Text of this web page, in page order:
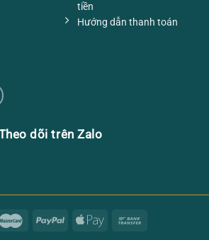
tiền
Hướng dẫn thanh toán
dõi trên Zalo